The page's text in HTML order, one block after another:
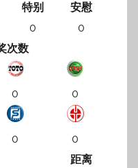
特别
安慰
0
0
次数
0 0
0
0
距离